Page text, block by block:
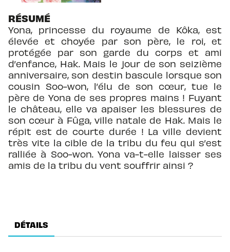
RÉSUMÉ
Yona, princesse du royaume de Kôka, est
élevée et choyée par son père, le roi, et
protégée par son garde du corps et ami
d’enfance, Hak. Mais le jour de son seizième
anniversaire, son destin bascule lorsque son
cousin Soo-won, l’élu de son cœur, tue le
père de Yona de ses propres mains ! Fuyant
le château, elle va apaiser les blessures de
son cœur à Fûga, ville natale de Hak. Mais le
répit est de courte durée ! La ville devient
très vite la cible de la tribu du feu qui s’est
ralliée à Soo-won. Yona va-t-elle laisser ses
amis de la tribu du vent souffrir ainsi ?
DÉTAILS